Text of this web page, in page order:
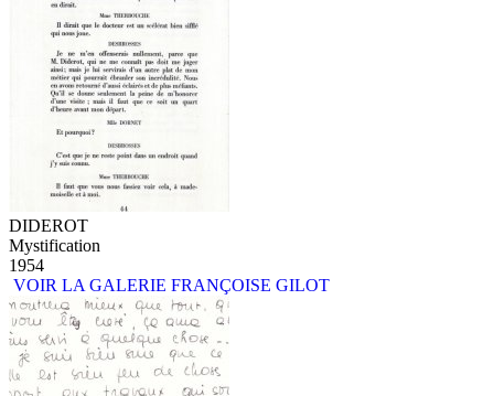
DIDEROT
Mystification
1954
VOIR LA GALERIE FRANÇOISE GILOT